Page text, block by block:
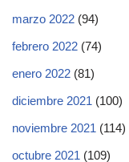
marzo 2022 (94)
febrero 2022 (74)
enero 2022 (81)
diciembre 2021 (100)
noviembre 2021 (114)
octubre 2021 (109)